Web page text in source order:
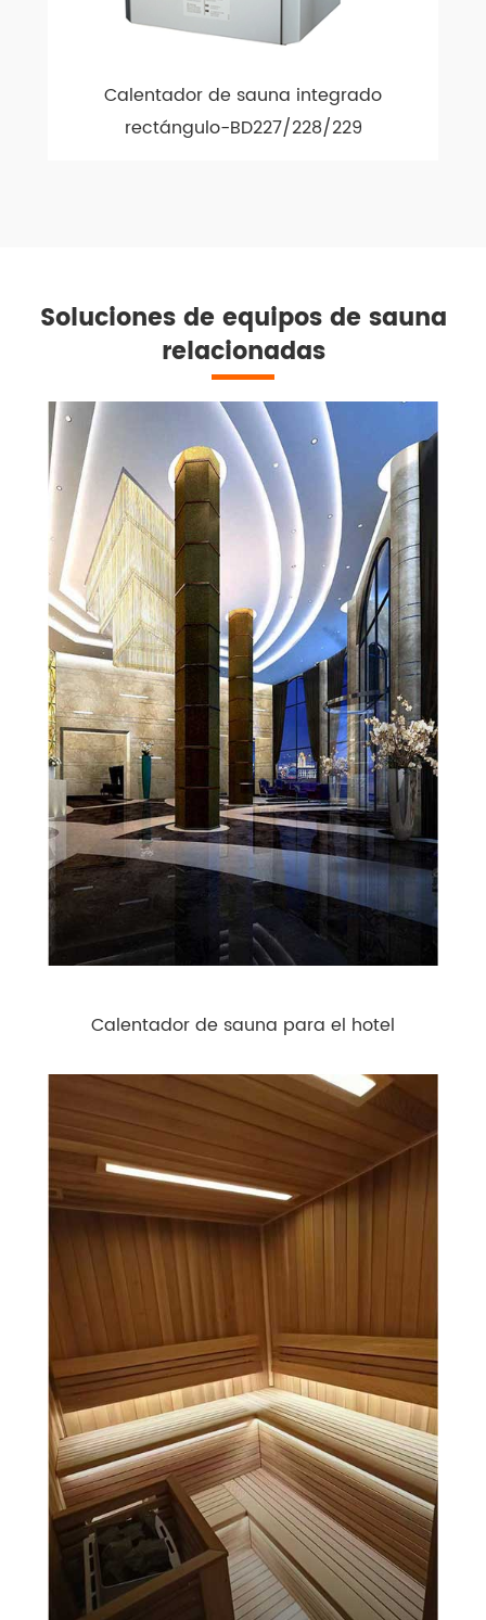
Calentador de sauna integrado
rectángulo-BD227/228/229
Soluciones de equipos de sauna
relacionadas
Calentador de sauna para el hotel